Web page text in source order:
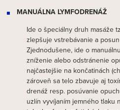
MANUÁLNA LYMFODRENÁŽ
Ide o špeciálny druh masáže
zlepšuje vstrebávanie a
Zjednodušene, ide o
zníženie alebo odstránenie
najčastejšie na končatinách
zároveň sa telo zbavuje aj
drenáž resp. posúvanie
uzlín vyvíjaním jemného tlaku